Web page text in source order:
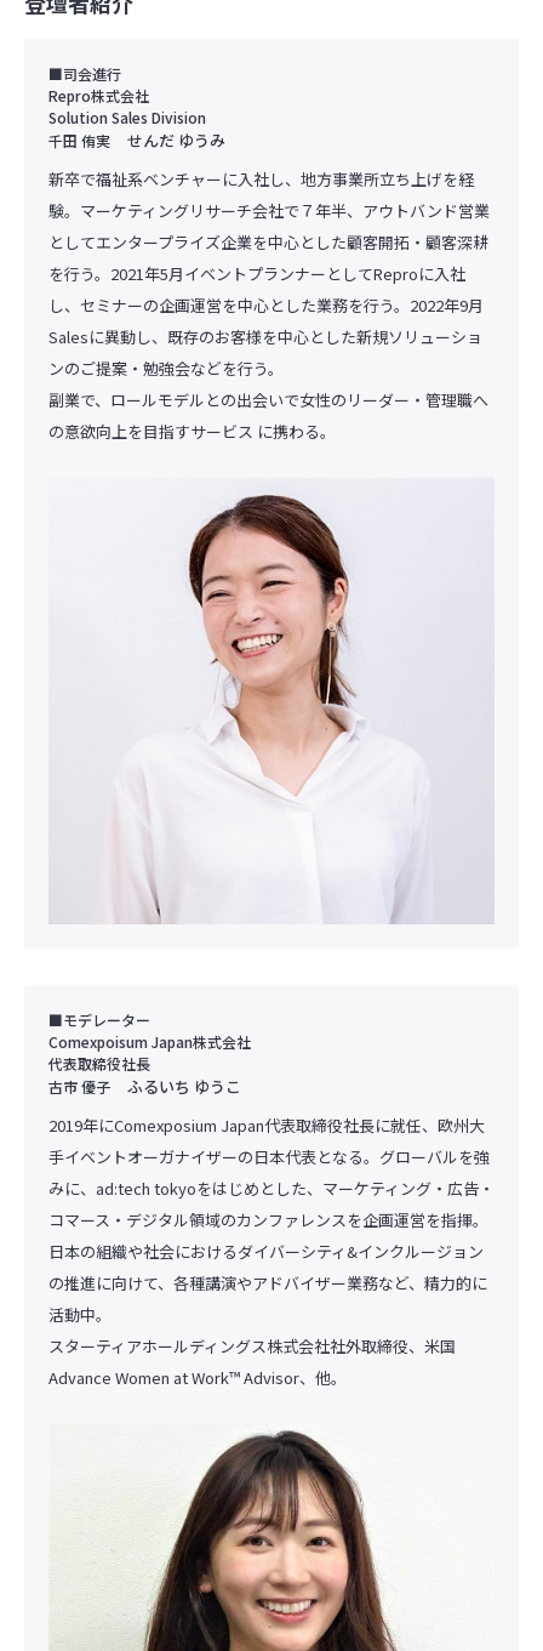
■司会進行
Repro株式会社
Solution Sales Division
千田 侑実
せんだ ゆうみ
新卒で福祉系ベンチャーに入社し、地方事業所立ち上げを経
験。マーケティングリサーチ会社で７年半、アウトバンド営業
としてエンタープライズ企業を中心とした顧客開拓・顧客深耕
を行う。2021年5月イベントプランナーとしてReproに入社
し、セミナーの企画運営を中心とした業務を行う。2022年9月
Salesに異動し、既存のお客様を中心とした新規ソリューショ
ンのご提案・勉強会などを行う。
副業で、ロールモデルとの出会いで女性のリーダー・管理職へ
の意欲向上を目指すサービス に携わる。
■モデレーター
Comexpoisum Japan株式会社
代表取締役社長
古市 優子
ふるいち ゆうこ
2019年にComexposium Japan代表取締役社長に就任、欧州大
手イベントオーガナイザーの日本代表となる。グローバルを強
みに、ad:tech tokyoをはじめとした、マーケティング・広告・
コマース・デジタル領域のカンファレンスを企画運営を指揮。
日本の組織や社会におけるダイバーシティ&インクルージョン
の推進に向けて、各種講演やアドバイザー業務など、精力的に
活動中。
スターティアホールディングス株式会社社外取締役、米国
Advance Women at Work™ Advisor、他。